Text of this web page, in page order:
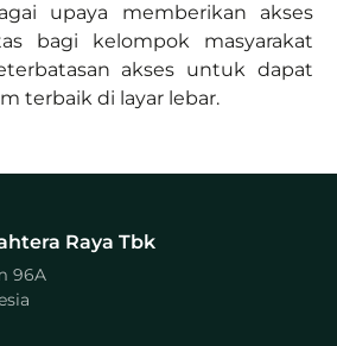
upaya memberikan akses
bagi kelompok masyarakat
akses untuk dapat
terbaik di layar lebar.
Raya Tbk
96A